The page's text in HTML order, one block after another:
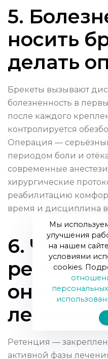
5.
носить
делать
Брекеты вызывают
болезненность в
после каждого
контролируется
Операция —
периодом боли и
современные
хирургические
реабилитацию
время и дисциплина в
6. Что
ретенция
она
лечения?
Ретенция —
активной фазы
Мы
улучшения
на нашем
условиями
cookies.